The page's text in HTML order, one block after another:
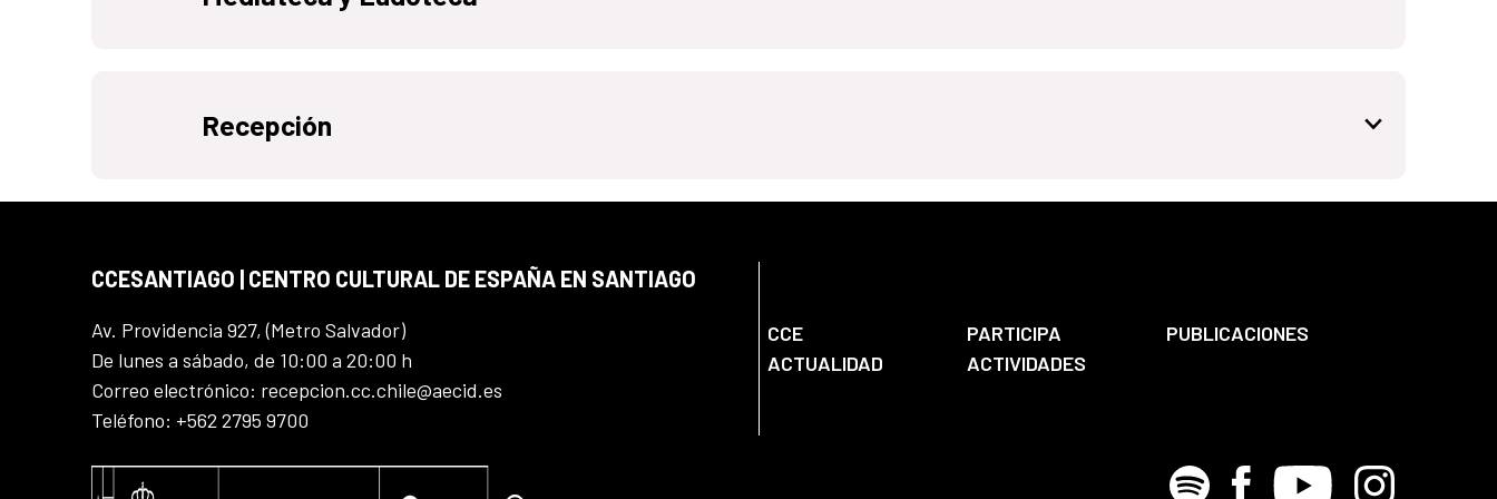
Recepción
CCESANTIAGO | CENTRO CULTURAL DE ESPAÑA EN SANTIAGO
Av. Providencia 927, (Metro Salvador)
De lunes a sábado, de 10:00 a 20:00 h
Correo electrónico: recepcion.cc.chile@aecid.es
Teléfono: +562 2795 9700
CCE PARTICIPA
PUBLICACIONES
ACTUALIDAD
ACTIVIDADES
Spotify Facebook
Youtube Instagram